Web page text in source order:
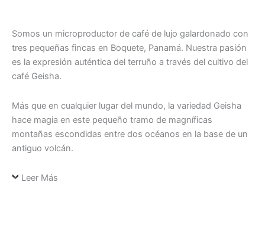
Somos un microproductor de café de lujo galardonado con
tres pequeñas fincas en Boquete, Panamá. Nuestra pasión
es la expresión auténtica del terruño a través del cultivo del
café Geisha.
Más que en cualquier lugar del mundo, la variedad Geisha
hace magia en este pequeño tramo de magníficas
montañas escondidas entre dos océanos en la base de un
antiguo volcán.
Leer Más